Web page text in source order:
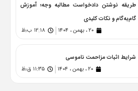
طریقه نوشتن دادخواست مطالبه وجه؛ آموزش
گام‌به‌گام و نکات کلیدی
۲۰ ، بهمن ، ۱۴۰۴
۱۲:۱۸ ب٫ظ
شرایط اثبات مزاحمت ناموسی
۲۰ ، بهمن ، ۱۴۰۴
۱۱:۳۵ ق٫ظ